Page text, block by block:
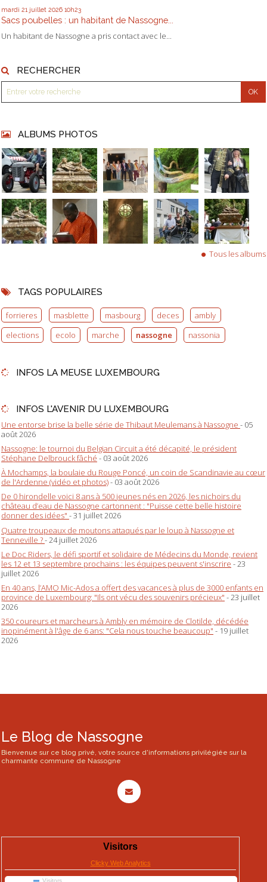
mardi 21 juillet 2026 10h23
Sacs poubelles : un habitant de Nassogne...
Un habitant de Nassogne a pris contact avec le...
RECHERCHER
ALBUMS PHOTOS
Tous les albums
TAGS POPULAIRES
forrieres masblette masbourg deces
ambly
elections
ecolo marche nassogne nassonia
INFOS LA MEUSE LUXEMBOURG
INFOS L'AVENIR DU LUXEMBOURG
Une entorse brise la belle série de Thibaut Meulemans à Nassogne - 05
août 2026
Nassogne: le tournoi du Belgian Circuit a été décapité, le président
Stéphane Delbrouck fâché - 03 août 2026
À Mochamps, la boulaie du Rouge Poncé, un coin de Scandinavie au cœur
de l'Ardenne (vidéo et photos)- 03 août 2026
De 0 hirondelle voici 8 ans à 500 jeunes nés en 2026, les nichoirs du
château d’eau de Nassogne cartonnent : "Puisse cette belle histoire
donner des idées" - 31 juillet 2026
Quatre troupeaux de moutons attaqués par le loup à Nassogne et
Tenneville ?- 24 juillet 2026
Le Doc Riders, le défi sportif et solidaire de Médecins du Monde, revient
les 12 et 13 septembre prochains : les équipes peuvent s'inscrire - 23
juillet 2026
En 40 ans, l’AMO Mic-Ados a offert des vacances à plus de 3000 enfants en
province de Luxembourg: "Ils ont vécu des souvenirs précieux" - 23 juillet
2026
350 coureurs et marcheurs à Ambly en mémoire de Clotilde, décédée
inopinément à l'âge de 6 ans: "Cela nous touche beaucoup" - 19 juillet
2026
Le Blog de Nassogne
Bienvenue sur ce blog privé, votre source d'informations privilégiée sur la
charmante commune de Nassogne